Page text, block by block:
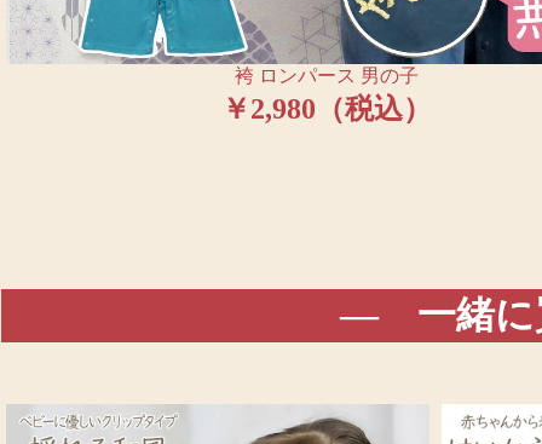
袴 ロンパース 男の子
￥2,980（税込）
― 一緒に